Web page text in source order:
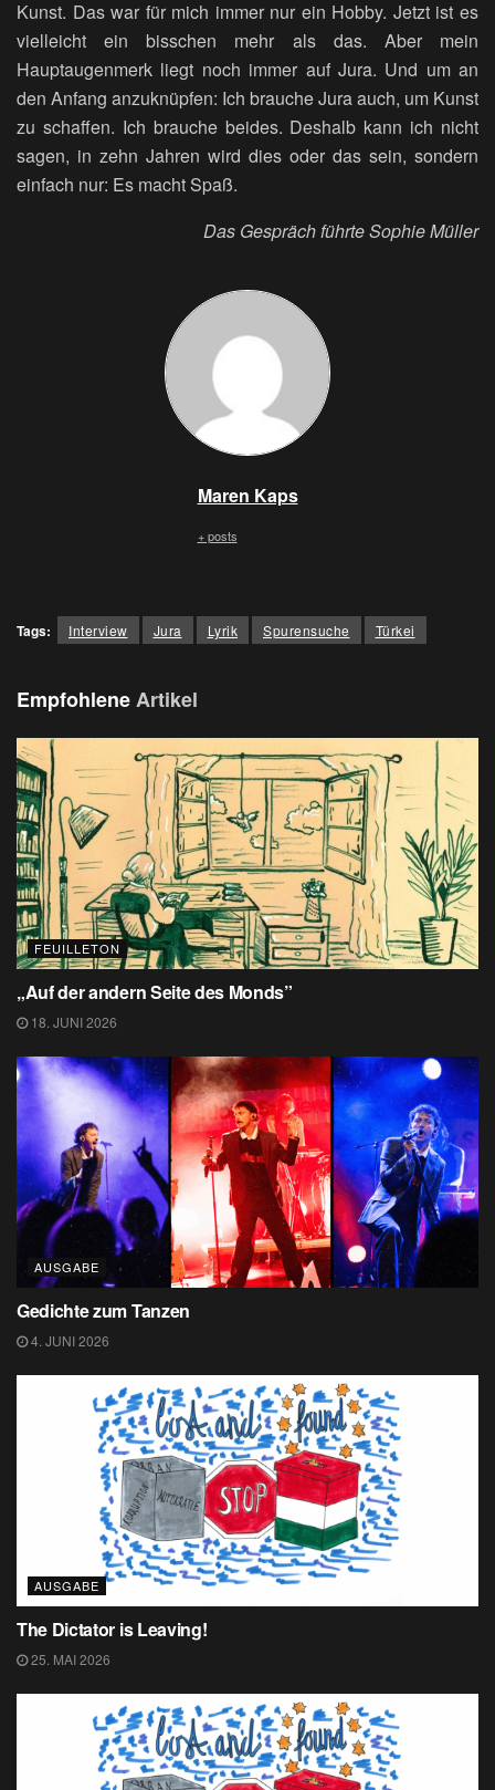
Kunst. Das war für mich immer nur ein Hobby. Jetzt ist es
vielleicht ein bisschen mehr als das. Aber mein
Hauptaugenmerk liegt noch immer auf Jura. Und um an
den Anfang anzuknüpfen: Ich brauche Jura auch, um Kunst
zu schaffen. Ich brauche beides. Deshalb kann ich nicht
sagen, in zehn Jahren wird dies oder das sein, sondern
einfach nur: Es macht Spaß.
Das Gespräch führte Sophie Müller
Maren Kaps
+ posts
Tags: Interview Jura Lyrik Spurensuche Türkei
EmpfohleneArtikel
FEUILLETON
„Auf der andern Seite des Monds”
18. JUNI 2026
AUSGABE
Gedichte zum Tanzen
4. JUNI 2026
AUSGABE
The Dictator is Leaving!
25. MAI 2026